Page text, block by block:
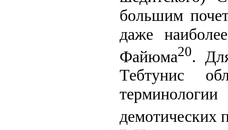
большим
даже
Файюма20.
Тебтунис
демотических